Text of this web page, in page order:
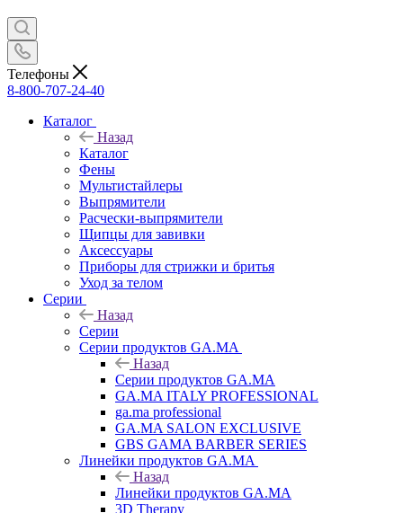
Телефоны
8-800-707-24-40
Каталог
Назад
Каталог
Фены
Мультистайлеры
Выпрямители
Расчески-выпрямители
Щипцы для завивки
Аксессуары
Приборы для стрижки и бритья
Уход за телом
Серии
Назад
Серии
Серии продуктов GA.MA
Назад
Серии продуктов GA.MA
GA.MA ITALY PROFESSIONAL
ga.ma professional
GA.MA SALON EXCLUSIVE
GBS GAMA BARBER SERIES
Линейки продуктов GA.MA
Назад
Линейки продуктов GA.MA
3D Therapy